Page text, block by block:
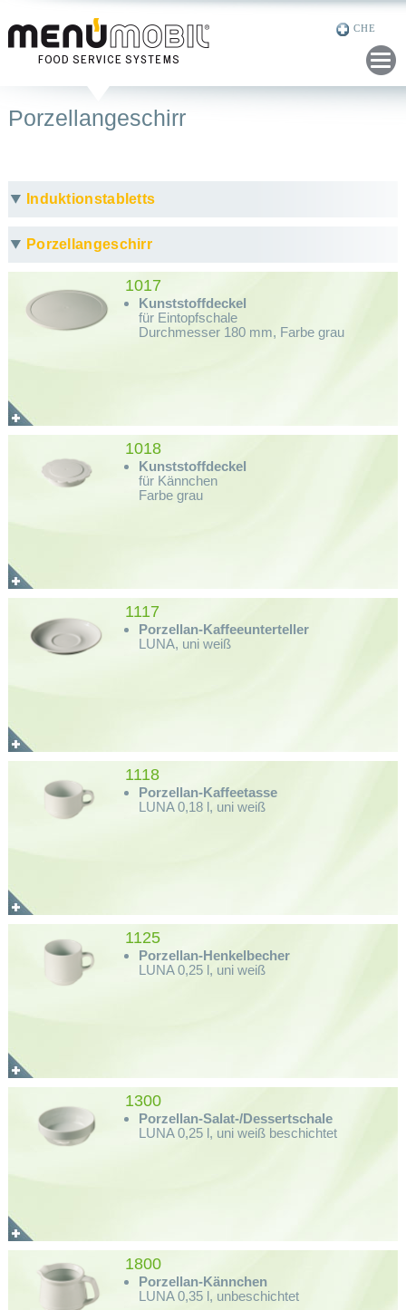
CHE
GER
ENG
Porzellangeschirr
Induktionstabletts
Porzellangeschirr
1017
Kunststoffdeckel
für Eintopfschale
Durchmesser 180 mm, Farbe grau
1018
Kunststoffdeckel
für Kännchen
Farbe grau
1117
Porzellan-Kaffeeunterteller
LUNA, uni weiß
1118
Porzellan-Kaffeetasse
LUNA 0,18 l, uni weiß
1125
Porzellan-Henkelbecher
LUNA 0,25 l, uni weiß
1300
Porzellan-Salat-/Dessertschale
LUNA 0,25 l, uni weiß beschichtet
1800
Porzellan-Kännchen
LUNA 0,35 l, unbeschichtet